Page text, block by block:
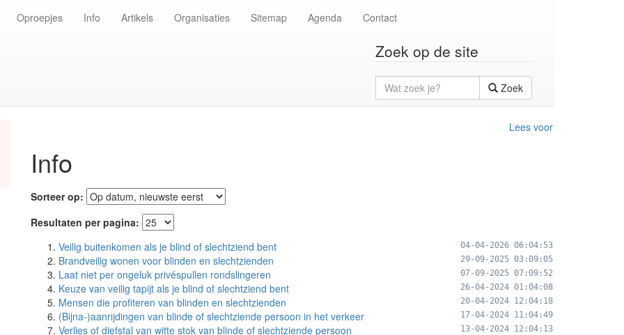
Oproepjes Info Artikels Organisaties Sitemap Agenda Contact
Zoek op de site
Wat
zoek
je?
Zoek
Lees voor
Info
Sorteer op:
Resultaten per pagina:
Veilig buitenkomen als je blind of slechtziend bent
04-04-2026 06:04:53
Brandveilig wonen voor blinden en slechtzienden 29-09-2025 03:09:05
Laat niet per ongeluk privéspullen rondslingeren 07-09-2025 07:09:52
Keuze van veilig tapijt als je blind of slechtziend bent 26-04-2024 01:04:08
Mensen die profiteren van blinden en slechtzienden 20-04-2024 12:04:18
(Bijna-)aanrijdingen van blinde of slechtziende persoon in het verkeer 17-04-2024 11:04:49
Verlies of diefstal van witte stok van blinde of slechtziende persoon 13-04-2024 12:04:13